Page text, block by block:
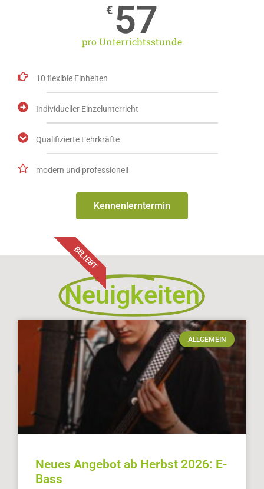
€ 57
pro Unterrichtsstunde
10 flexible Einheiten
Individueller Einzelunterricht
Qualifizierte Lehrkräfte
modern und professionell
Kennenlerntermin
BELIEBT
Neuigkeiten
ALLGEMEIN
Neues Angebot ab Herbst 2026: E-
Bass